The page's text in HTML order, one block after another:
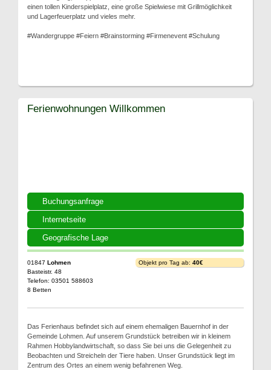
einen tollen Kinderspielplatz, eine große Spielwiese mit Grillmöglichkeit
und Lagerfeuerplatz und vieles mehr.
#Wandergruppe #Feiern #Brainstorming #Firmenevent #Schulung
Buchungsanfrage
Internetseite
Geografische Lage
Ferienwohnungen Willkommen
01847 Lohmen
Basteistr. 48
Telefon: 03501 588603
8 Betten
Objekt pro Tag ab: 40€
Das Ferienhaus befindet sich auf einem ehemaligen Bauernhof in der
Gemeinde Lohmen. Auf unserem Grundstück betreiben wir in kleinem
Rahmen Hobbylandwirtschaft, so dass Sie bei uns die Gelegenheit zu
Beobachten und Streicheln der Tiere haben. Unser Grundstück liegt im
Zentrum des Ortes an einem wenig befahrenen Weg.